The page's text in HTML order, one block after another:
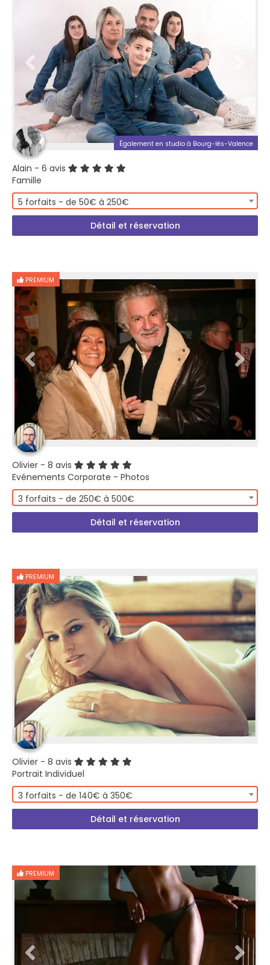
Également en studio à Bourg-lès-Valence
Alain - 6 avis
Famille
5 forfaits - de 50€ à 250€
Détail et réservation
PREMIUM
Olivier - 8 avis
Evénements Corporate - Photos
3 forfaits - de 250€ à 500€
Détail et réservation
PREMIUM
Olivier - 8 avis
Portrait Individuel
3 forfaits - de 140€ à 350€
Détail et réservation
PREMIUM